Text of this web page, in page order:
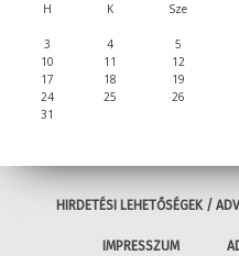
H K Sze
3
4 5
10
11 12
17
18 19
24
25 26
31
HIRDETÉSI LEHETŐSÉGEK /
IMPRESSZUM